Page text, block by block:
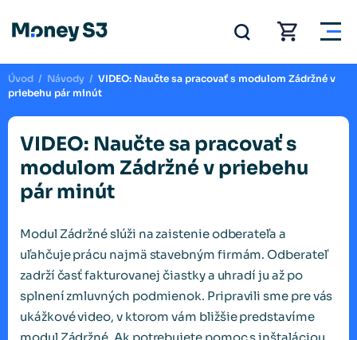
Úvod / Návody / VIDEO: Naučte sa pracovať s modulom Zádržné v
priebehu pár minút
VIDEO: Naučte sa pracovať s
modulom Zádržné v priebehu
pár minút
Modul Zádržné slúži na zaistenie odberateľa a
uľahčuje prácu najmä stavebným firmám. Odberateľ
zadrží časť fakturovanej čiastky a uhradí ju až po
splnení zmluvných podmienok. Pripravili sme pre vás
ukážkové video, v ktorom vám bližšie predstavíme